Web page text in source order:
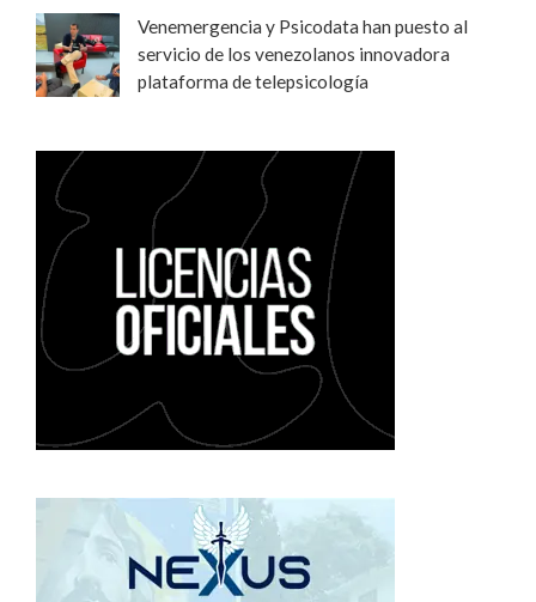
Venemergencia y Psicodata han puesto al
servicio de los venezolanos innovadora
plataforma de telepsicología